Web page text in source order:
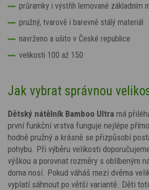
průramky i výstřih lemované základním
pružný, tvarově i barevně stálý materiál
navrženo a ušito v České republice
velikosti 100 až 150
Jak vybrat správnou
Dětský nátělník Bamboo Ultra má
první funkční vrstva funguje nejlépe
hodně pružný a krásně se přizpůsobí
pohybu. Při výběru velikosti
výškou a porovnat rozměry s oblíbeným
doma nosí. Pokud váháš mezi dvěma
vyplatí sáhnout po větší variantě. Děti